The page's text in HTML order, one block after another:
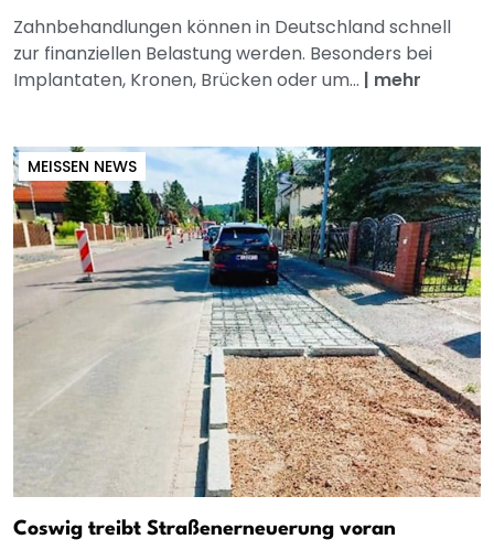
Zahnbehandlungen können in Deutschland schnell
zur finanziellen Belastung werden. Besonders bei
Implantaten, Kronen, Brücken oder um... | mehr
MEISSEN NEWS
Coswig treibt Straßenerneuerung voran